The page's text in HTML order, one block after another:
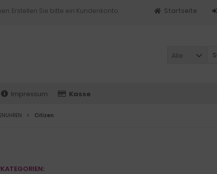
Erstellen Sie bitte ein Kundenkonto. Startseite
Alle
Impressum Kasse
Citizen